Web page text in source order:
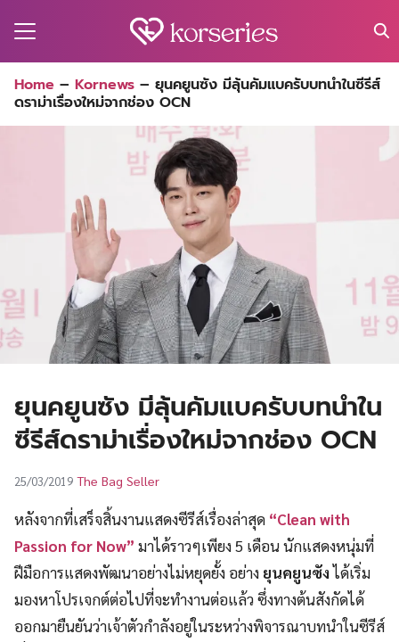
for:
Home – Kornews – ยุนคยูนซัง มีลุ้นคัมแบครับบทนำในซีรีส์
ดราม่าเรื่องใหม่จากช่อง OCN
ยุนคยูนซัง มีลุ้นคัมแบครับบทนำใน
ซีรีส์ดราม่าเรื่องใหม่จากช่อง OCN
25/03/2019 The Bag Seller
หลังจากที่เสร็จสิ้นงานแสดงซีรีส์เรื่องล่าสุด “Clean with
Passion for Now” มาได้ราวๆเพียง 5 เดือน นักแสดงหนุ่มที่
ฝีมือการแสดงพัฒนาอย่างไม่หยุดยั้ง อย่าง ยุนคยูนซังได้เริ่ม
มองหาโปรเจกต์ต่อไปที่จะทำงานต่อแล้ว ซึ่งทางต้นสังกัดได้
ออกมายืนยันว่าเจ้าตัวกำลังอยู่ในระหว่างพิจารณาบทนำในซีรีส์